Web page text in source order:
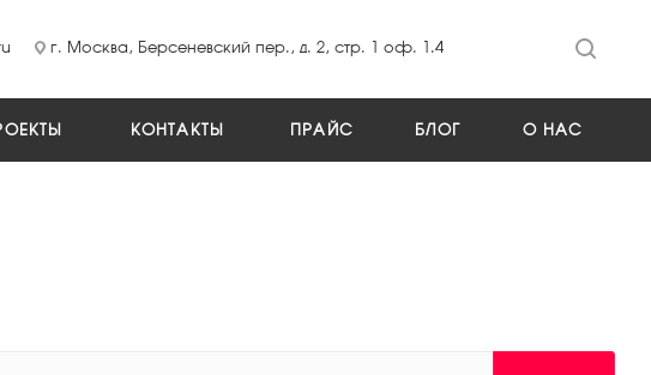
г. Москва, Берсеневский пер., д. 2, стр. 1 оф. 1.4
КОНТАКТЫ ПРАЙС БЛОГ О НАС